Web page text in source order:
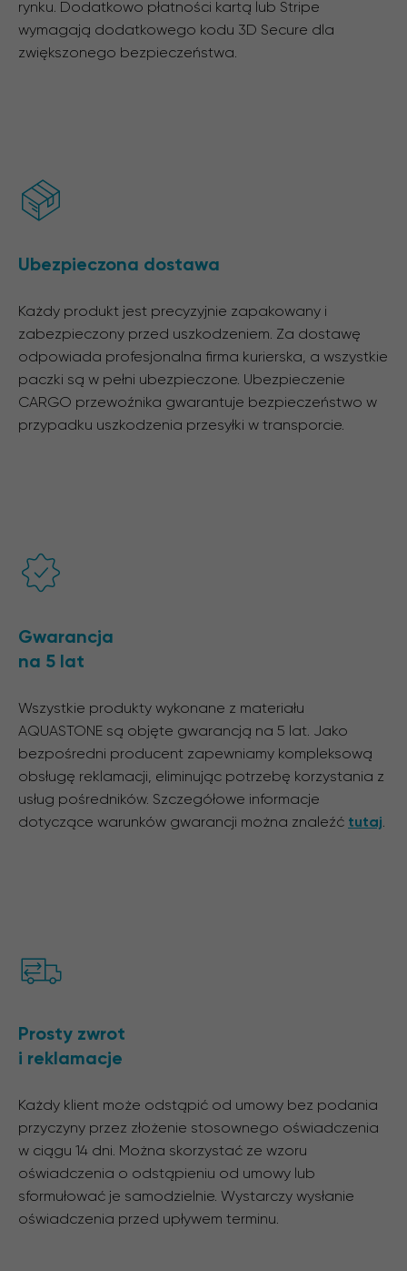
rynku. Dodatkowo płatności kartą lub Stripe
wymagają dodatkowego kodu 3D Secure dla
zwiększonego bezpieczeństwa.
Ubezpieczona dostawa
Każdy produkt jest precyzyjnie zapakowany i
zabezpieczony przed uszkodzeniem. Za dostawę
odpowiada profesjonalna firma kurierska, a wszystkie
paczki są w pełni ubezpieczone. Ubezpieczenie
CARGO przewoźnika gwarantuje bezpieczeństwo w
przypadku uszkodzenia przesyłki w transporcie.
Gwarancja
na 5 lat
Wszystkie produkty wykonane z materiału
AQUASTONE są objęte gwarancją na 5 lat. Jako
bezpośredni producent zapewniamy kompleksową
obsługę reklamacji, eliminując potrzebę korzystania z
usług pośredników. Szczegółowe informacje
dotyczące warunków gwarancji można znaleźć tutaj.
Prosty zwrot
i reklamacje
Każdy klient może odstąpić od umowy bez podania
przyczyny przez złożenie stosownego oświadczenia
w ciągu 14 dni. Można skorzystać ze wzoru
oświadczenia o odstąpieniu od umowy lub
sformułować je samodzielnie. Wystarczy wysłanie
oświadczenia przed upływem terminu.